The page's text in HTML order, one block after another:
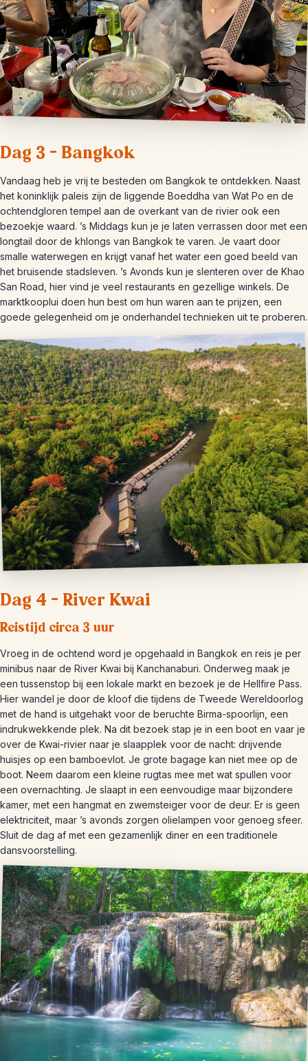
Dag 3 – Bangkok
Vandaag heb je vrij te besteden om Bangkok te ontdekken. Naast
het koninklijk paleis zijn de liggende Boeddha van Wat Po en de
ochtendgloren tempel aan de overkant van de rivier ook een
bezoekje waard. ’s Middags kun je je laten verrassen door met een
longtail door de khlongs van Bangkok te varen. Je vaart door
smalle waterwegen en krijgt vanaf het water een goed beeld van
het bruisende stadsleven. ’s Avonds kun je slenteren over de Khao
San Road, hier vind je veel restaurants en gezellige winkels. De
marktkooplui doen hun best om hun waren aan te prijzen, een
goede gelegenheid om je onderhandel technieken uit te proberen.
Dag 4 – River Kwai
Reistijd circa 3 uur
Vroeg in de ochtend word je opgehaald in Bangkok en reis je per
minibus naar de River Kwai bij Kanchanaburi. Onderweg maak je
een tussenstop bij een lokale markt en bezoek je de Hellfire Pass.
Hier wandel je door de kloof die tijdens de Tweede Wereldoorlog
met de hand is uitgehakt voor de beruchte Birma-spoorlijn, een
indrukwekkende plek. Na dit bezoek stap je in een boot en vaar je
over de Kwai-rivier naar je slaapplek voor de nacht: drijvende
huisjes op een bamboevlot. Je grote bagage kan niet mee op de
boot. Neem daarom een kleine rugtas mee met wat spullen voor
een overnachting. Je slaapt in een eenvoudige maar bijzondere
kamer, met een hangmat en zwemsteiger voor de deur. Er is geen
elektriciteit, maar ’s avonds zorgen olielampen voor genoeg sfeer.
Sluit de dag af met een gezamenlijk diner en een traditionele
dansvoorstelling.